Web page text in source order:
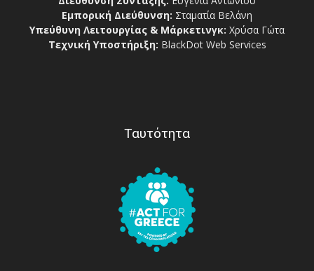
Εμπορική Διεύθυνση: Σταματία Βελάνη
Υπεύθυνη Λειτουργίας & Μάρκετινγκ: Χρύσα Γώτα
Τεχνική Υποστήριξη: BlackDot Web Services
Ταυτότητα